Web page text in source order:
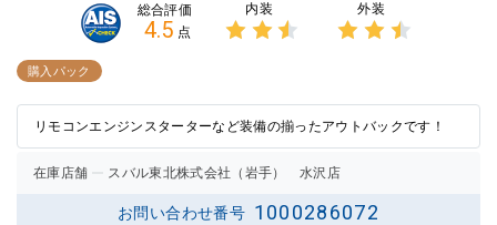
総合評価
4.5 点
内装 外装
購入パック
リモコンエンジンスターターなど装備の揃ったアウトバックです！
在庫店舗 スバル東北株式会社（岩手） 水沢店
お問い合わせ番号 1000286072